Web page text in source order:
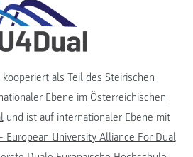
kooperiert als Teil des Steirischen
Ebene im Österreichischen
und ist auf internationaler Ebene mit
European University Alliance For Dual